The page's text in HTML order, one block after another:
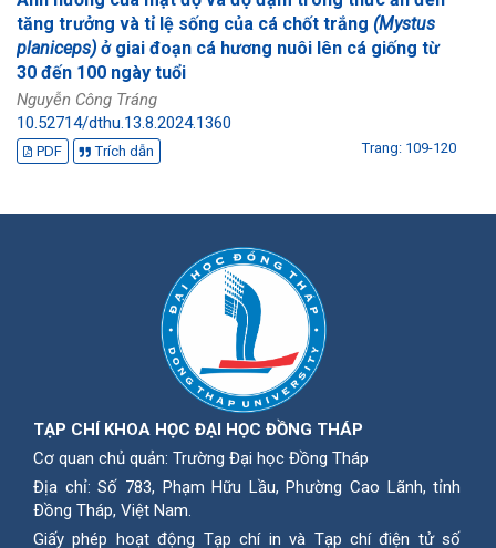
tăng trưởng và tỉ lệ sống của cá chốt trắng (Mystus
planiceps) ở giai đoạn cá hương nuôi lên cá giống từ
30 đến 100 ngày tuổi
Nguyễn Công Tráng
10.52714/dthu.13.8.2024.1360
PDF Trích dẫn Trang: 109-120
TẠP CHÍ KHOA HỌC ĐẠI HỌC ĐỒNG THÁP
Cơ quan chủ quản: Trường Đại học Đồng Tháp
Địa chỉ: Số 783, Phạm Hữu Lầu, Phường Cao Lãnh, tỉnh
Ðồng Tháp, Việt Nam.
Giấy phép hoạt động Tạp chí in và Tạp chí điện tử số